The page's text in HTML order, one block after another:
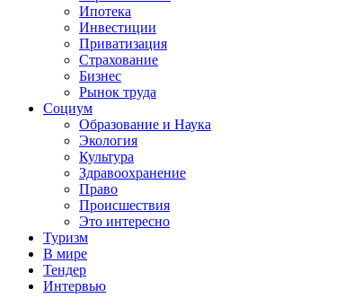
Ипотека
Инвестиции
Приватизация
Страхование
Бизнес
Рынок труда
Социум
Образование и Наука
Экология
Культура
Здравоохранение
Право
Происшествия
Это интересно
Туризм
В мире
Тендер
Интервью